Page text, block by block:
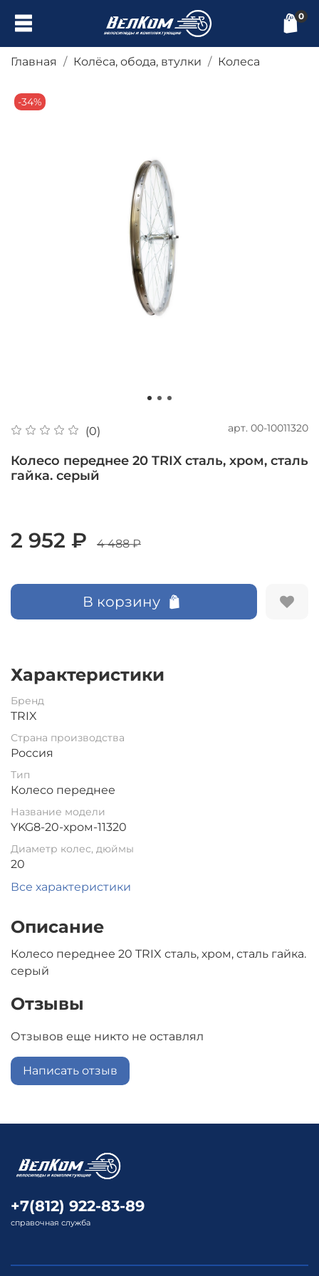
0
Главная Колёса, обода, втулки Колеса
-34%
(0) арт. 00-10011320
Колесо переднее 20 TRIX сталь, хром, сталь
гайка. серый
2 952 ₽ 4 488 ₽
В корзину
Характеристики
Бренд
TRIX
Страна производства
Россия
Тип
Колесо переднее
Название модели
YKG8-20-хром-11320
Диаметр колес, дюймы
20
Все характеристики
Описание
Колесо переднее 20 TRIX сталь, хром, сталь гайка.
серый
Отзывы
Отзывов еще никто не оставлял
Написать отзыв
+7(812) 922-83-89
справочная служба